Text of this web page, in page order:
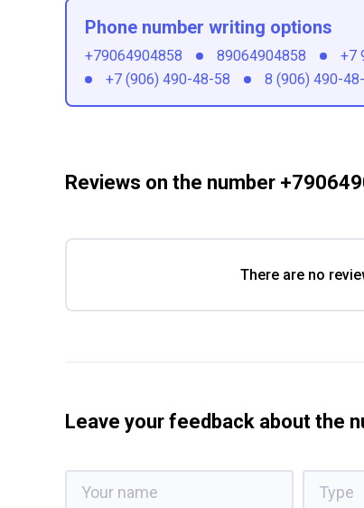
Phone number writing options
+79064904858 89064904858 +7
+7 (906) 490-48-58
8 (906) 490-
Reviews on the number
There are no
Leave your feedback about the